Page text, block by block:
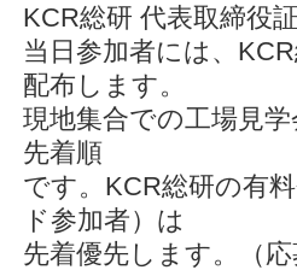
KCR総研 代表取締役
当日参加者には、
配布します。
現地集合での工場見
先着順
です。KCR総研の有
ド参加者）は
先着優先します。（